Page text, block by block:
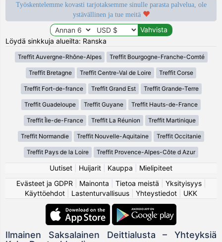
Työskentelemme kovasti tarjotaksemme sinulle parasta palvelua, ole
ystävällinen ja tue meitä
Löydä sinkkuja alueilta: Ranska
Treffit Auvergne-Rhône-Alpes Treffit Bourgogne-Franche-Comté
Treffit Bretagne Treffit Centre-Val de Loire Treffit Corse
Treffit Fort-de-france Treffit Grand Est Treffit Grande-Terre
Treffit Guadeloupe Treffit Guyane Treffit Hauts-de-France
Treffit Île-de-France Treffit La Réunion Treffit Martinique
Treffit Normandie Treffit Nouvelle-Aquitaine Treffit Occitanie
Treffit Pays de la Loire Treffit Provence-Alpes-Côte d Azur
Uutiset Huijarit Kauppa
Mielipiteet
Evästeet ja GDPR
Mainonta Tietoa meistä Yksityisyys|
Käyttöehdot
Lastenturvallisuus Yhteystiedot UKK
Ilmainen Saksalainen Deittialusta – Yhteyksiä